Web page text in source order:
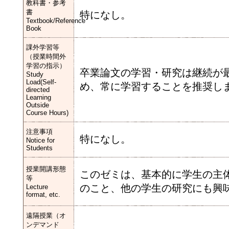
教科書・参考
書
Textbook/Reference
Book
特になし。
課外学習等
（授業時間外
学習の指示）
Study
Load(Self-
directed
Learning
Outside
Course Hours)
卒業論文の学習・研究は継続が
め、常に学習することを推奨し
注意事項
Notice for
Students
特になし。
授業開講形態
等
Lecture
format, etc.
このゼミは、基本的に学生の主
のこと、他の学生の研究にも興
遠隔授業（オ
ンデマンド